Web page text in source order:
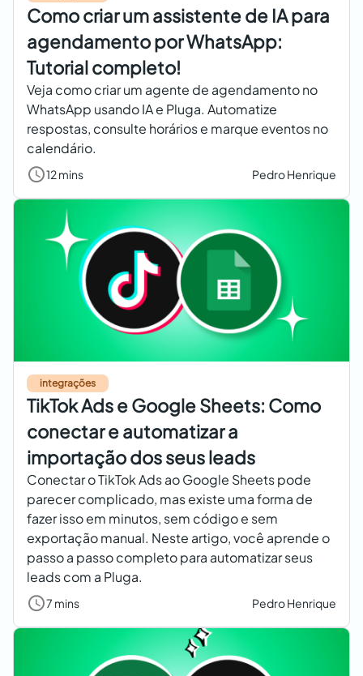
Como criar um assistente de IA para
agendamento por WhatsApp:
Tutorial completo!
Veja como criar um agente de agendamento no
WhatsApp usando IA e Pluga. Automatize
respostas, consulte horários e marque eventos no
calendário.
12 mins Pedro Henrique
integrações
TikTok Ads e Google Sheets: Como
conectar e automatizar a
importação dos seus leads
Conectar o TikTok Ads ao Google Sheets pode
parecer complicado, mas existe uma forma de
fazer isso em minutos, sem código e sem
exportação manual. Neste artigo, você aprende o
passo a passo completo para automatizar seus
leads com a Pluga.
7 mins Pedro Henrique